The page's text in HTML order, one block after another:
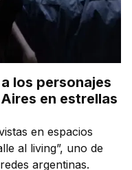
los personajes
en estrellas
en espacios
al living”, uno de
argentinas.